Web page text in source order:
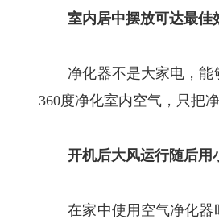
室内居中摆放可达最佳
净化器不是大家电，能够
360度净化室内空气，只把
开机后大风运行随后用
在家中使用空气净化器时